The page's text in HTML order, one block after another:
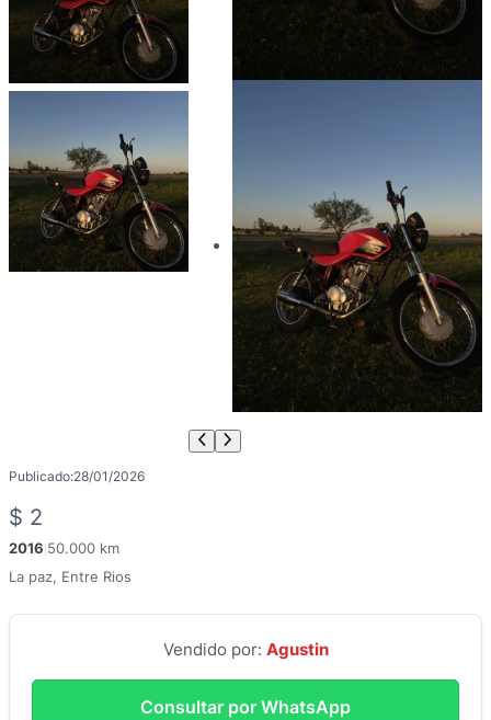
Publicado:28/01/2026
$ 2
2016 50.000 km
La paz, Entre Rios
Vendido por: Agustin
Consultar por WhatsApp